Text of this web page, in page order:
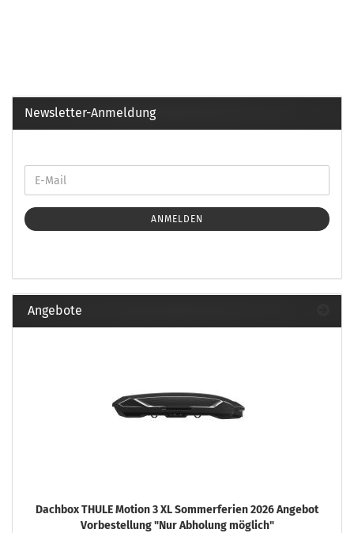
Newsletter-Anmeldung
ANMELDEN
Angebote
Dachbox THULE Motion 3 XL Sommerferien 2026 Angebot
Vorbestellung "Nur Abholung möglich"